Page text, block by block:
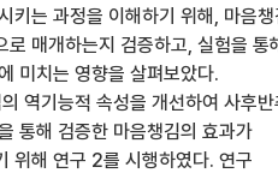
키는 과정을 이해하기 위해, 마음
매개하는지 검증하고, 실험을 통
미치는 영향을 살펴보았다.
역기능적 속성을 개선하여 사후반
통해 검증한 마음챙김의 효과가
위해 연구 2를 시행하였다. 연구